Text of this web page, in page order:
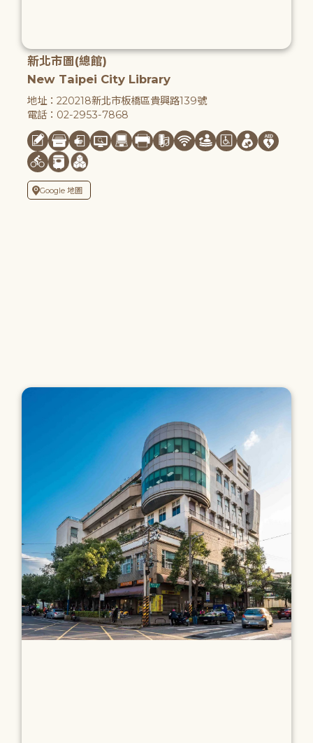
新北市圖(總館)
New Taipei City Library
地址：220218新北市板橋區貴興路139號
電話：02-2953-7868
Google 地圖